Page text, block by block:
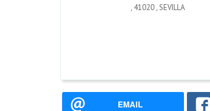
, 41020,SEVILLA
EMAIL